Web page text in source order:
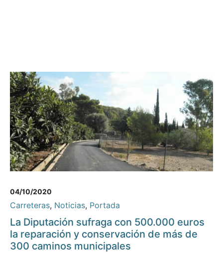
04/10/2020
Carreteras, Noticias, Portada
La Diputación sufraga con 500.000 euros
la reparación y conservación de más de
300 caminos municipales